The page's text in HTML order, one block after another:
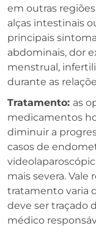
em outras
alças intestinais
principais
abdominais, dor
menstrual,
durante as
Tratamento: as
medicamentos
diminuir a
casos de
mais severa.
tratamento varia
deve ser traçado
médico